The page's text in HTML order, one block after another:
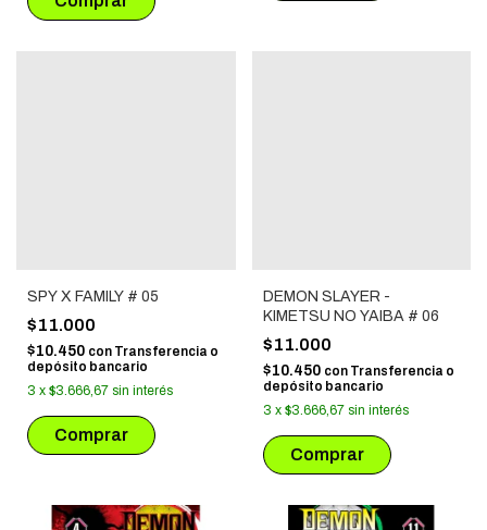
SPY X FAMILY # 05
$11.000
$10.450 con Transferencia o
depósito bancario
3 x $3.666,67 sin interés
DEMON SLAYER -
KIMETSU NO YAIBA # 06
$11.000
$10.450 con Transferencia o
depósito bancario
3 x $3.666,67 sin interés